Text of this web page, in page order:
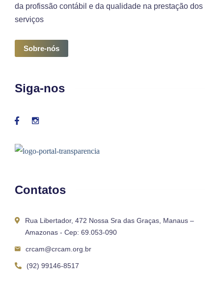
da profissão contábil e da qualidade na prestação dos
serviços
Sobre-nós
Siga-nos
Contatos
Rua Libertador, 472 Nossa Sra das Graças, Manaus –
Amazonas - Cep: 69.053-090
crcam@crcam.org.br
(92) 99146-8517